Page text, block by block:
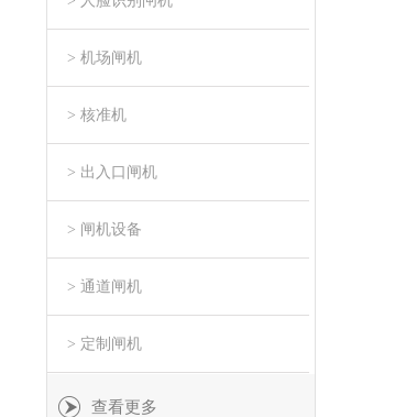
> 机场闸机
> 核准机
> 出入口闸机
> 闸机设备
> 通道闸机
> 定制闸机
查看更多